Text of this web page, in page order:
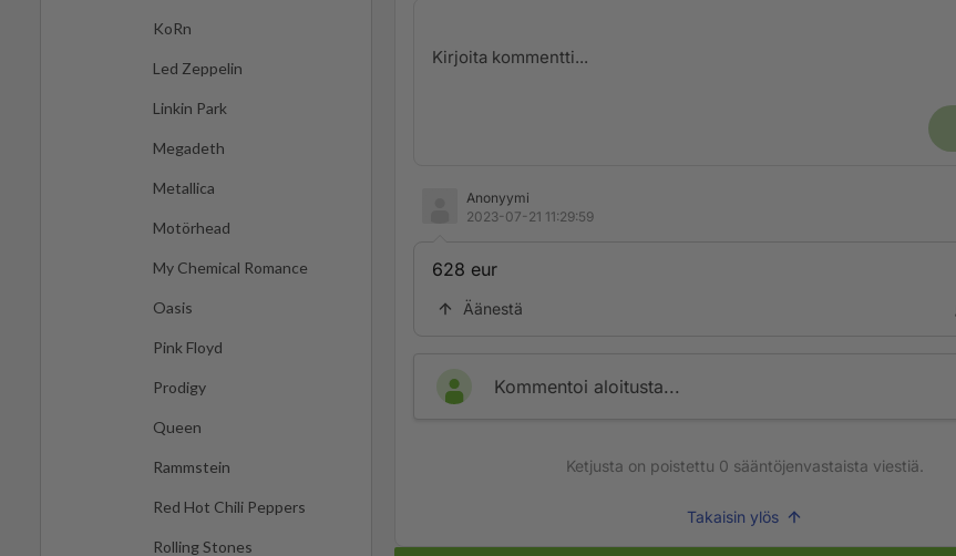
KoRn
Led Zeppelin
Linkin Park
Megadeth
Metallica
Motörhead
My Chemical Romance
Oasis
Pink Floyd
Prodigy
Queen
Rammstein
Red Hot Chili Peppers
Rolling Stones
Anonyymi
2023-07-21 11:29:59
628 eur
Äänestä
Kommentoi aloitusta...
Ketjusta on poistettu 0 sääntöjenvastaista viestiä.
Takaisin ylös